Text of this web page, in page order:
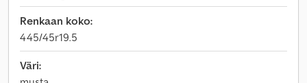
Renkaan koko:
445/45r19.5
Väri: